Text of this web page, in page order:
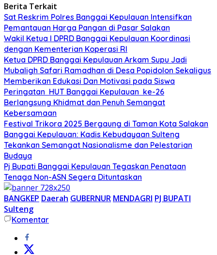
Berita Terkait
Sat Reskrim Polres Banggai Kepulauan Intensifkan
Pemantauan Harga Pangan di Pasar Salakan
Wakil Ketua I DPRD Banggai Kepulauan Koordinasi
dengan Kementerian Koperasi RI
Ketua DPRD Banggai Kepulauan Arkam Supu Jadi
Mubaligh Safari Ramadhan di Desa Popidolon Sekaligus
Memberikan Edukasi Dan Motivasi pada Siswa
Peringatan HUT Banggai Kepulauan ke-26
Berlangsung Khidmat dan Penuh Semangat
Kebersamaan
Festival Trikora 2025 Bergaung di Taman Kota Salakan
Banggai Kepulauan: Kadis Kebudayaan Sulteng
Tekankan Semangat Nasionalisme dan Pelestarian
Budaya
Pj Bupati Banggai Kepulauan Tegaskan Penataan
Tenaga Non-ASN Segera Dituntaskan
BANGKEP Daerah GUBERNUR MENDAGRI PJ BUPATI
Sulteng
Komentar